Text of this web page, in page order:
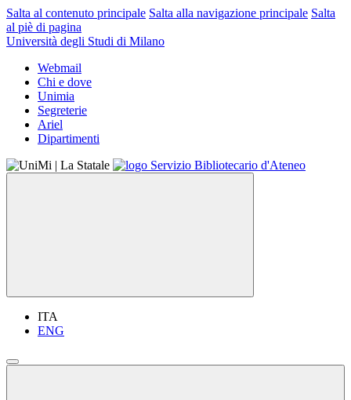
Salta al contenuto principale Salta alla navigazione principale Salta
al piè di pagina
Università degli Studi di Milano
Webmail
Chi e dove
Unimia
Segreterie
Ariel
Dipartimenti
ITA
ENG